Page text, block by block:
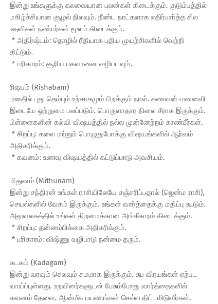
இன்று உங்களுக்கு கலவையான பலன்கள் கிடைக்கும். குடும்பத்தில்
மகிழ்ச்சியான சூழல் நிலவும். நீண்ட நாட்களாக எதிர்பார்த்த சில
உதவிகள் நண்பர்கள் மூலம் கிடைக்கும்.
* அதிர்ஷ்டம்: தொழில் ரீதியாக புதிய முயற்சிகளில் வெற்றி
கிட்டும்.
* பரிகாரம்: சூரிய பகவானை வழிபடவும்.
ரிஷபம் (Rishabam)
மனதில் புது தெம்பும் உற்சாகமும் பிறக்கும் நாள். கணவன்-மனைவி
இடையே ஒற்றுமை பலப்படும். பொருளாதார நிலை சீராக இருக்கும்.
பிள்ளைகளின் கல்வி விஷயத்தில் நல்ல முன்னேற்றம் காண்பீர்கள்.
* சிறப்பு: கலை மற்றும் பொழுதுபோக்கு விஷயங்களில் ஆர்வம்
அதிகரிக்கும்.
* கவனம்: உணவு விஷயத்தில் கட்டுப்பாடு அவசியம்.
மிதுனம் (Mithunam)
இன்று சந்திரன் உங்கள் ராசியிலேயே சஞ்சரிப்பதால் (ஜென்ம ராசி),
செயல்களில் வேகம் இருக்கும். உங்கள் வார்த்தைக்கு மதிப்பு கூடும்.
அலுவலகத்தில் உங்கள் திறமைக்கான அங்கீகாரம் கிடைக்கும்.
* சிறப்பு: தன்னம்பிக்கை அதிகரிக்கும்.
* பரிகாரம்: விஷ்ணு வழிபாடு நன்மை தரும்.
கடகம் (Kadagam)
இன்று வரவும் செலவும் சமமாக இருக்கும். சுப விரயங்கள் ஏற்பட
வாய்ப்புள்ளது. உறவினர்களுடன் பேசும்போது வார்த்தைகளில்
கவனம் தேவை. ஆன்மீக பயணங்கள் செல்ல திட்டமிடுவீர்கள்.